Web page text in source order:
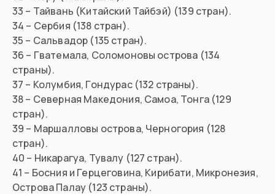
33 – Тайвань (Китайский Тайбэй) (139 стран).
34 – Сербия (138 стран).
35 – Сальвадор (135 стран).
36 – Гватемала, Соломоновы острова (134
страны).
37 – Колумбия, Гондурас (132 страны).
38 – Северная Македония, Самоа, Тонга (129
стран).
39 – Маршалловы острова, Черногория (128
стран).
40 – Никарагуа, Тувалу (127 стран).
41 – Босния и Герцеговина, Кирибати, Микронезия,
Острова Палау (123 страны).